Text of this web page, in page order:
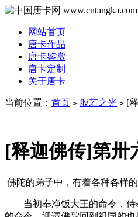
网站首页
唐卡作品
唐卡鉴赏
唐卡定制
关于唐卡
当前位置： 首页 > 般若之光 > [
[释迦佛传]第卅
佛陀的弟子中，有着各种各样
当初奉净饭大王的命令，侍奉